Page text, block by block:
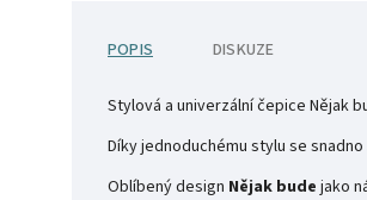
POPIS DISKUZE
Stylová a univerzální čepice Nějak
Díky jednoduchému stylu se
Oblíbený design Nějak bude jako